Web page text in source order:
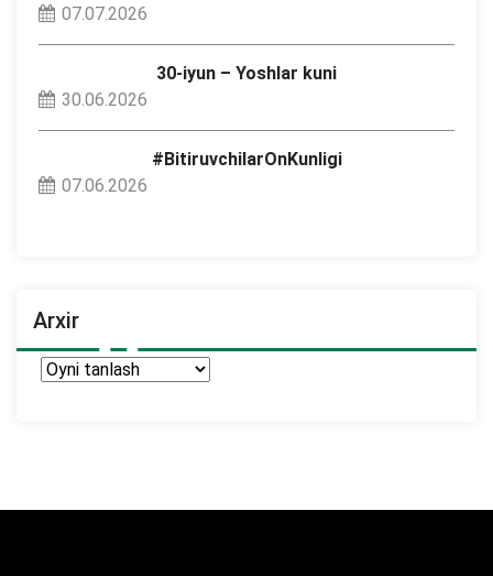
07.07.2026
30-iyun – Yoshlar kuni
30.06.2026
#BitiruvchilarOnKunligi
07.06.2026
Arxir
Arxir